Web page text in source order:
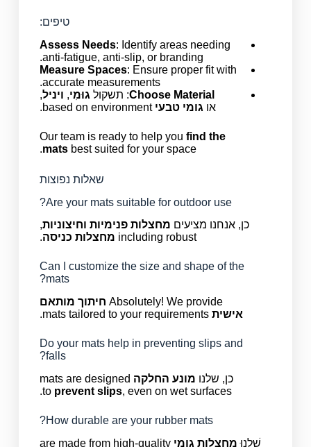
טיפים:
Assess Needs: Identify areas needing
anti-fatigue, anti-slip, or branding.
Measure Spaces: Ensure proper fit with
accurate measurements.
Choose Material: תשקול גוּמִי, ויניל,
או גומי טבעי based on environment.
Our team is ready to help you find the
matsbest suited for your space.
שאלות נפוצות
Are your mats suitable for outdoor use?
כן, אנחנו מציעים מחצלות פנימיות וחיצוניות,
including robust מחצלות כניסה.
Can I customize the size and shape of the
mats?
Absolutely! We provide חיתוך מותאם
אישית mats tailored to your requirements.
Do your mats help in preventing slips and
falls?
כן, שלנו מונע החלקה mats are designed
to prevent slips, even on wet surfaces.
How durable are your rubber mats?
שֶׁלָנוּ מחצלות גומי are made from high-quality